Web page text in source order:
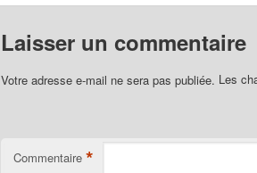
Laisser un commentaire
Votre adresse e-mail ne sera pas publiée. Les
Commentaire *